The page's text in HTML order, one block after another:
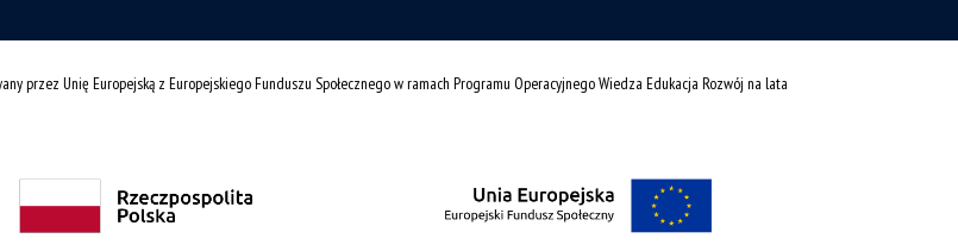
przez Unię Europejską z Europejskiego Funduszu Społecznego w ramach Programu Operacyjnego Wiedza Edukacja Rozwój na lata